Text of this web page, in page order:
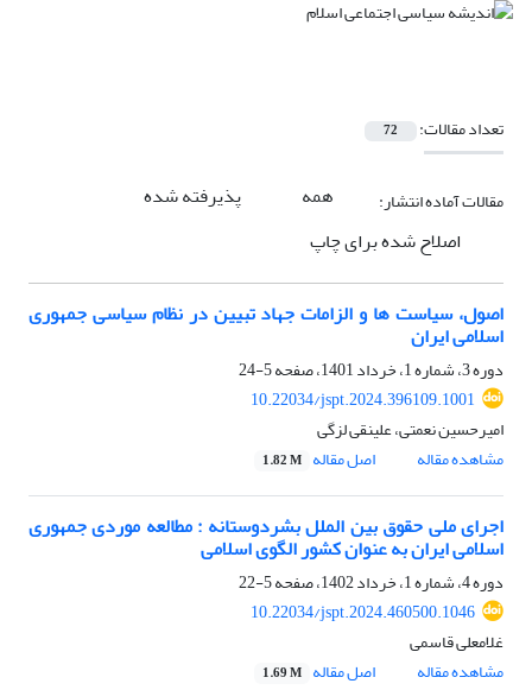
تعداد مقالات: 72
مقالات آماده انتشار: همه
پذیرفته شده
اصلاح شده برای چاپ
اصول، سیاست ها و الزامات جهاد تبیین در نظام سیاسی جمهوری
اسلامی ایران
دوره 3، شماره 1، خرداد 1401، صفحه
5-24
10.22034/jspt.2024.396109.1001
امیرحسین نعمتی، علینقی لزگی
مشاهده مقاله
اصل مقاله 1.82 M
اجرای ملی حقوق بین الملل بشردوستانه : مطالعه موردی جمهوری
اسلامی ایران به عنوان کشور الگوی اسلامی
دوره 4، شماره 1، خرداد 1402، صفحه
5-22
10.22034/jspt.2024.460500.1046
غلامعلی قاسمی
مشاهده مقاله
اصل مقاله 1.69 M